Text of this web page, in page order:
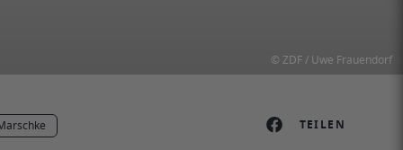
© ZDF / Uwe Frauendorf
TEILEN